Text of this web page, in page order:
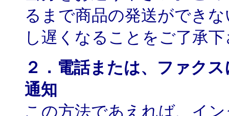
るまで商品の発送ができ
し遅くなることをご了承
２．電話または、ファク
通知
この方法であえれば、イ